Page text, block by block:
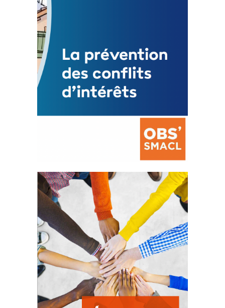
Mise à jour avril 2024
FEUILLETER
La prévention des conflits
d’intérêts
18 septembre 2023
FEUILLETER